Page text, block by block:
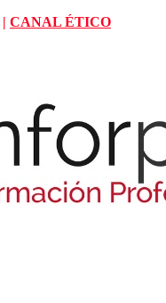
| CANAL ÉTICO